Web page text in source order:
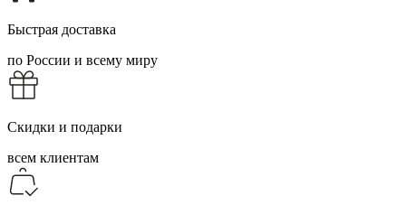
Быстрая доставка
по России и всему миру
Скидки и подарки
всем клиентам